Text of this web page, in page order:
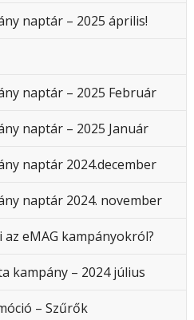
naptár – 2025 április!
naptár – 2025 Február
naptár – 2025 Január
naptár 2024.december
naptár 2024. november
eMAG kampányokról?
kampány – 2024 július
– Szűrők